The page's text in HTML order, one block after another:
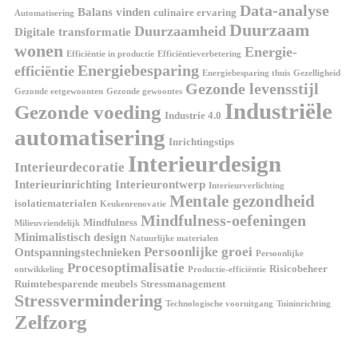
Automatisering Balans vinden culinaire ervaring Data-analyse
Digitale transformatie Duurzaamheid Duurzaam
wonen Efficiëntie in productie Efficiëntieverbetering Energie-
efficiëntie Energiebesparing Energiebesparing thuis Gezelligheid
Gezonde eetgewoonten Gezonde gewoontes Gezonde levensstijl
Gezonde voeding Industrie 4.0 Industriële
automatisering Inrichtingstips
Interieurdecoratie Interieurdesign
Interieurinrichting Interieurontwerp Interieurverlichting
isolatiematerialen Keukenrenovatie Mentale gezondheid
Milieuvriendelijk Mindfulness Mindfulness-oefeningen
Minimalistisch design Natuurlijke materialen
Ontspanningstechnieken Persoonlijke groei Persoonlijke
ontwikkeling Procesoptimalisatie Productie-efficiëntie Risicobeheer
Ruimtebesparende meubels Stressmanagement
Stressvermindering Technologische vooruitgang Tuininrichting
Zelfzorg